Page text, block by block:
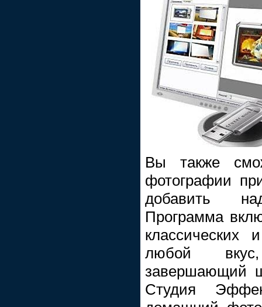
Вы также
фотографии
добавить
Программа
классических
любой
завершающий
Студия